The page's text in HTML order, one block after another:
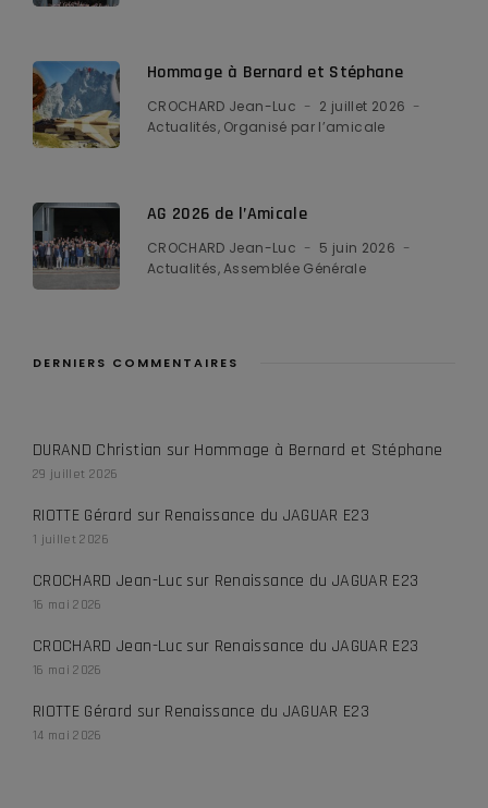
Hommage à Bernard et Stéphane
CROCHARD Jean-Luc
2 juillet 2026
Actualités Organisé par l’amicale
AG 2026 de l’Amicale
CROCHARD Jean-Luc
5 juin 2026
Actualités Assemblée Générale
DERNIERS COMMENTAIRES
DURAND Christian sur Hommage à Bernard et Stéphane
29 juillet 2026
RIOTTE Gérard sur Renaissance du JAGUAR E23
1 juillet 2026
CROCHARD Jean-Lucsur Renaissance du JAGUAR E23
16 mai 2026
CROCHARD Jean-Lucsur Renaissance du JAGUAR E23
16 mai 2026
RIOTTE Gérard sur Renaissance du JAGUAR E23
14 mai 2026